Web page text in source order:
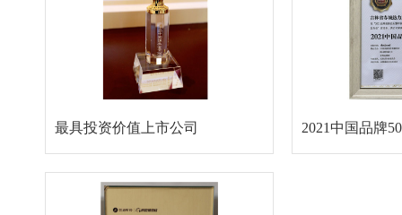
最具投资价值上市公司 2021中国品牌